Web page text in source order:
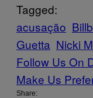
Tagged:
acusação
Guetta Nicki
Follow Us On
Make Us
Share: